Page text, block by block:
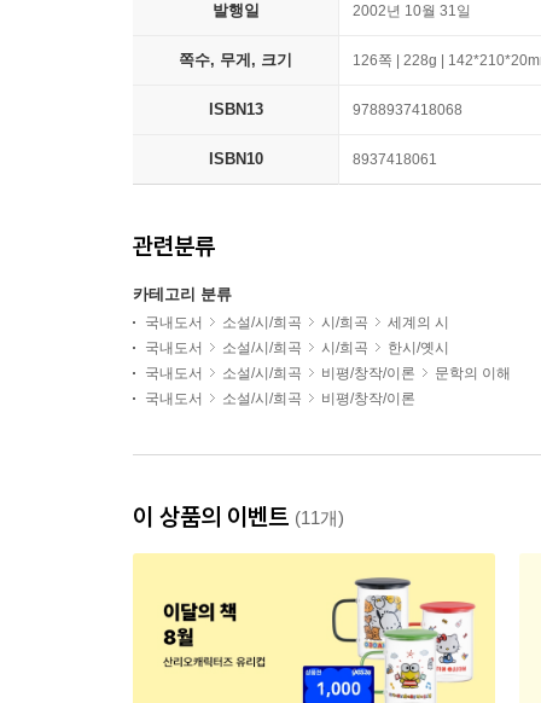
발행일 2002년 10월 31일
쪽수, 무게, 크기 126쪽 | 228g |
ISBN13 9788937418068
ISBN10 8937418061
관련분류
카테고리 분류
국내도서 소설/시/희곡 시/희곡
세계의 시
국내도서
소설/시/희곡 시/희곡
한시/옛시
국내도서
소설/시/희곡 비평/창작/이론
문학의 이해
국내도서
소설/시/희곡 비평/창작/이론
이 상품의 이벤트 (11개)